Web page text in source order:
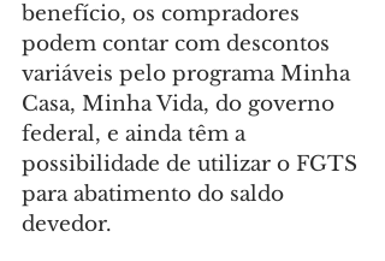
benefício, os compradores
podem contar com descontos
variáveis pelo programa Minha
Casa, Minha Vida, do governo
federal, e ainda têm a
possibilidade de utilizar o FGTS
para abatimento do saldo
devedor.